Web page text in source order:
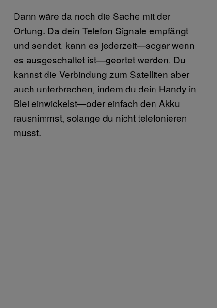
Dann wäre da noch die Sache mit der
Ortung. Da dein Telefon Signale empfängt
und sendet, kann es jederzeit—sogar wenn
es ausgeschaltet ist—geortet werden. Du
kannst die Verbindung zum Satelliten aber
auch unterbrechen, indem du dein Handy in
Blei einwickelst—oder einfach den Akku
rausnimmst, solange du nicht telefonieren
musst.